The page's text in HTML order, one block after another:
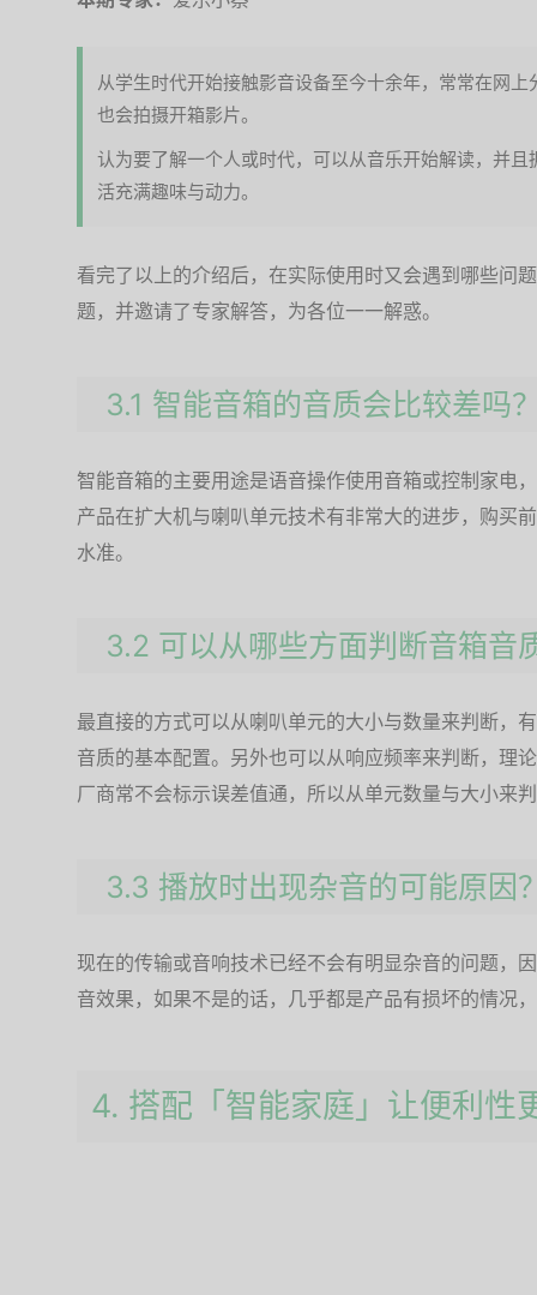
从学生时代开始接触影音设备至今十余年，常常在网
也会拍摄开箱影片。
认为要了解一个人或时代，可以从音乐开始解读，并
活充满趣味与动力。
看完了以上的介绍后，在实际使用时又会遇到哪些问
题，并邀请了专家解答，为各位一一解惑。
3.1 智能音箱的音质会比较差吗
智能音箱的主要用途是语音操作使用音箱或控制家电
产品在扩大机与喇叭单元技术有非常大的进步，购买
水准。
3.2 可以从哪些方面判断音箱音
最直接的方式可以从喇叭单元的大小与数量来判断，
音质的基本配置。另外也可以从响应频率来判断，理
厂商常不会标示误差值通，所以从单元数量与大小来
3.3 播放时出现杂音的可能原因
现在的传输或音响技术已经不会有明显杂音的问题，
音效果，如果不是的话，几乎都是产品有损坏的情况
4. 搭配「智能家庭」让便利性